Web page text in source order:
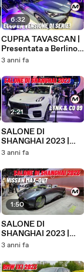
6:32
CUPRA TAVASCAN |
Presentata a Berlino
la versione di serie
3 anni fa
2:21
SALONE DI
SHANGHAI 2023 |
Link & Co. 09
3 anni fa
1:50
SALONE DI
SHANGHAI 2023 |
Nissan Max-Out
3 anni fa